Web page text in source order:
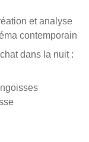
et analyse
contemporain
dans la nuit :